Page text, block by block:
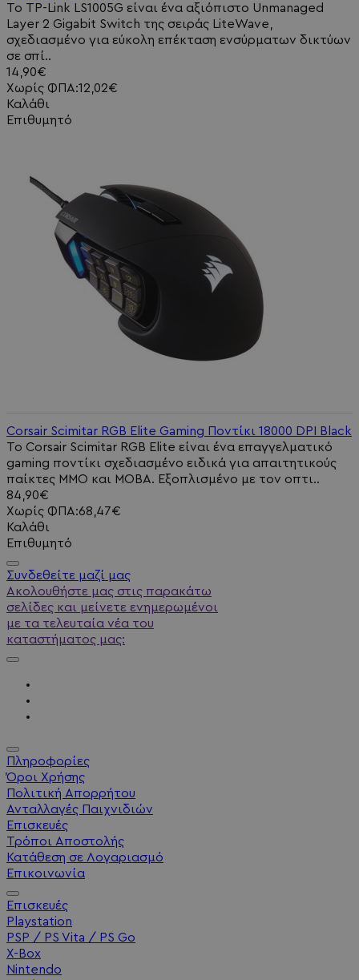
Το TP-Link LS1005G είναι ένα αξιόπιστο Unmanaged
Layer 2 Gigabit Switch της σειράς LiteWave,
σχεδιασμένο για εύκολη επέκταση ενσύρματων δικτύων
σε σπί..
14,90€
Χωρίς ΦΠΑ:12,02€
Καλάθι
Επιθυμητό
Corsair Scimitar RGB Elite Gaming Ποντίκι 18000 DPI Black
Το Corsair Scimitar RGB Elite είναι ένα επαγγελματικό
gaming ποντίκι σχεδιασμένο ειδικά για απαιτητικούς
παίκτες MMO και MOBA. Εξοπλισμένο με τον οπτι..
84,90€
Χωρίς ΦΠΑ:68,47€
Καλάθι
Επιθυμητό
Συνδεθείτε μαζί μας
Ακολουθήστε μας στις παρακάτω
σελίδες και μείνετε ενημερωμένοι
με τα τελευταία νέα του
καταστήματος μας:
Πληροφορίες
Όροι Χρήσης
Πολιτική Απορρήτου
Ανταλλαγές Παιχνιδιών
Επισκευές
Τρόποι Αποστολής
Κατάθεση σε Λογαριασμό
Επικοινωνία
Επισκευές
Playstation
PSP / PS Vita / PS Go
X-Box
Nintendo